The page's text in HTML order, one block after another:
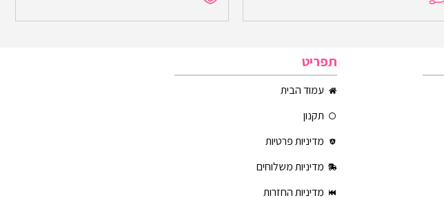
תפריט
עמוד הבית
תקנון
מדיניות פרטיות
מדיניות משלוחים
מדיניות החזרות